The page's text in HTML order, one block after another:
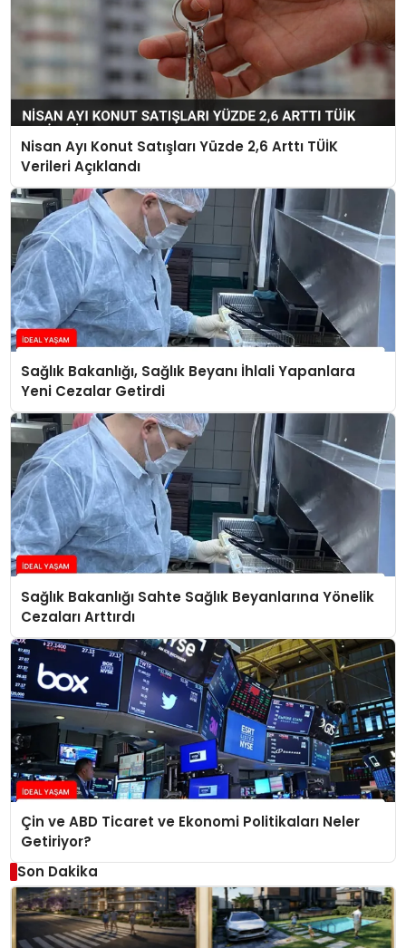
Nisan Ayı Konut Satışları Yüzde 2,6 Arttı TÜİK
Verileri Açıklandı
Sağlık Bakanlığı, Sağlık Beyanı İhlali Yapanlara
Yeni Cezalar Getirdi
Sağlık Bakanlığı Sahte Sağlık Beyanlarına Yönelik
Cezaları Arttırdı
Çin ve ABD Ticaret ve Ekonomi Politikaları Neler
Getiriyor?
Son Dakika